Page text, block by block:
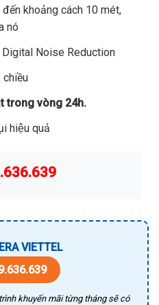
khoảng cách 10 mét,
nó
Noise Reduction
chiều
trong vòng 24h.
hiệu quả
VIETTEL
khuyến mãi từng tháng sẽ có